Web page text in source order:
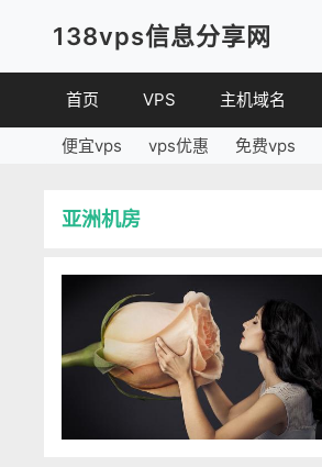
138vps信息分享网
首页 VPS
VPS优惠
VPS评测
主机域名
域名
便宜vps vps优惠 免费vps
亚洲机房